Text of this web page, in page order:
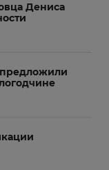
Дениса